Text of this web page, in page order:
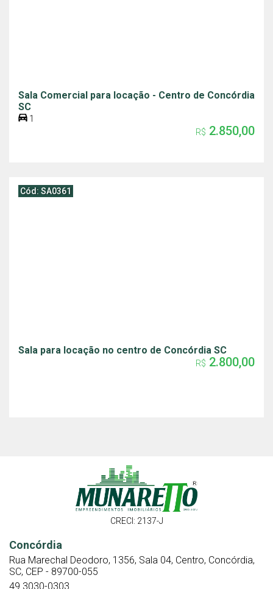
Sala Comercial para locação - Centro de Concórdia
SC
1
R$ 2.850,00
Cód: SA0361
Sala para locação no centro de Concórdia SC
R$ 2.800,00
CRECI: 2137-J
Concórdia
Rua Marechal Deodoro, 1356, Sala 04, Centro, Concórdia,
SC, CEP - 89700-055
49 3030-0303